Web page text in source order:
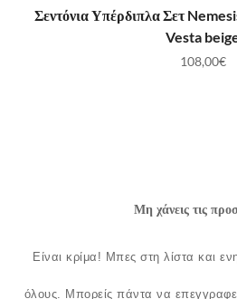
ΠΡΟΣΘΉΚΗ ΣΤΟ
Σεντόνια Υπέρδιπλα Σετ
Vesta
108,00€
Μη χάνεις τις
Είναι κρίμα! Μπες στη λίστα και
όλους. Μπορείς πάντα να